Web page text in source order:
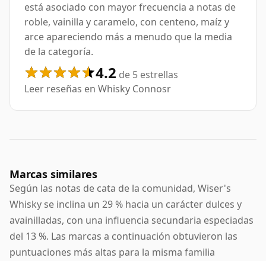
está asociado con mayor frecuencia a notas de
roble, vainilla y caramelo, con centeno, maíz y
arce apareciendo más a menudo que la media
de la categoría.
4.2 de 5 estrellas
Leer reseñas en Whisky Connosr
Marcas similares
Según las notas de cata de la comunidad, Wiser's
Whisky se inclina un 29 % hacia un carácter dulces y
avainilladas, con una influencia secundaria especiadas
del 13 %. Las marcas a continuación obtuvieron las
puntuaciones más altas para la misma familia